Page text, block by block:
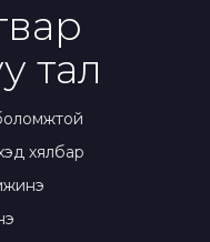
тал
боломжтой
хялбар